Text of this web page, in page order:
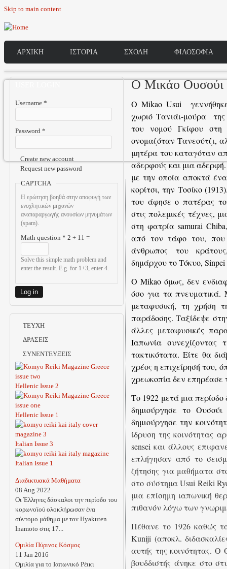
Skip to main content
ΑΡΧΙΚΗ ΙΣΤΟΡΙΑ ΣΧΟΛΗ ΦΙΛΟΣΟΦΙΑ
Ο Μικάο Ουσούι
O Mikao Usui
χωριό Τανιάι-μούρα
του νομού Γκίφου
ονομαζόταν Τανεούτζι,
μητέρα του καταγόταν
αδερφούς και μια
με την οποία αποκτά
κορίτσι, την Τοσίκο
του άφησε ο πατέρας
στις πολεμικές τέχνες,
στη φατρία samurai
από τον τάφο του, που
άνθρωπος του
δημάρχου το Τόκυο, Sinpei
Ο Mikao όμως, δεν
όσο για τα πνευματικά.
μεταφυσική, τη χρήση
παράδοσης. Ταξίδεψε
άλλες μεταφυσικές
Ιαπωνία συνεχίζοντας
τακτικότατα. Είτε θα
χρέος η επιχείρησή του,
χρεωκοπία δεν επηρέασε
Το 1922 μετά μια περίοδο
δημιούργησε το
δημιούργησε την
ίδρυση της κοινότητας
sensei και άλλους
επλήγησαν από το
ζήτησης για μαθήματα
στο σύστημα Usui Reiki
μια επίσημη ιαπωνική
πιθανόν λόγω των
Πέθανε το 1926 καθώς
Kuniji (αποκλ.
αυτής της κοινότητας.
βουδδιστής άνηκε στο
Username *
Password *
Create new account
Request new password
CAPTCHA
Η ερώτηση βοηθά στην αποφυγή των
ενοχλητικών μηχανών
αναπαραργωγής ανουσίων μηνυμάτων
(spam).
Math question * 2 + 11 =
Solve this simple math problem and
enter the result. E.g. for 1+3, enter 4.
ΤΕΥΧΗ
ΔΡΑΣΕΙΣ
ΣΥΝΕΝΤΕΥΞΕΙΣ
Hellenic Issue 2
Hellenic Issue 1
Italian Issue 3
Italian Issue 1
Διαδικτυακά Μαθήματα
08 Aug 2022
Οι Έλληνες δάσκαλοι την περίοδο του
κορωνοϊού ολοκλήρωσαν ένα
σύντομο μάθημα με τον Hyakuten
Inamoto στις 17...
Ομιλία Πύρινος Κόσμος
11 Jan 2016
Ομιλία για το Ιαπωνικό Ρέικι